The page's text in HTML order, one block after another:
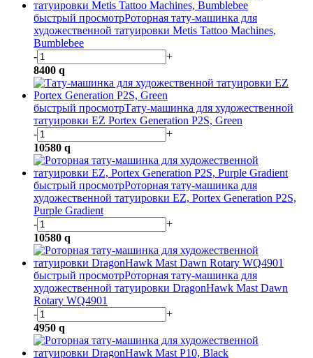
быстрый просмотрРоторная тату-машинка для
художественной татуировки Metis Tattoo Machines,
Bumblebee
-
+
8400 q
быстрый просмотрТату-машинка для художественной
татуировки EZ Portex Generation P2S, Green
-
+
10580 q
быстрый просмотрРоторная тату-машинка для
художественной татуировки EZ, Portex Generation P2S,
Purple Gradient
-
+
10580 q
быстрый просмотрРоторная тату-машинка для
художественной татуировки DragonHawk Mast Dawn
Rotary WQ4901
-
+
4950 q